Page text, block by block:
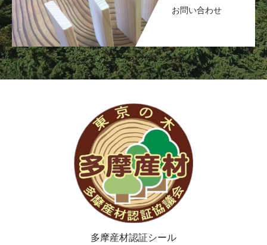
お問い合わせ
多摩産材認証シール